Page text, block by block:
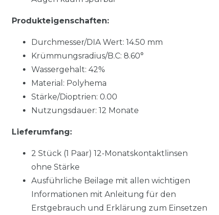
Produkteigenschaften:
Durchmesser/DIA Wert: 14.50 mm
Krümmungsradius/B.C: 8.60°
Wassergehalt: 42%
Material: Polyhema
Stärke/Dioptrien: 0.00
Nutzungsdauer: 12 Monate
Lieferumfang:
2 Stück (1 Paar) 12-Monatskontaktlinsen
ohne Stärke
Ausführliche Beilage mit allen wichtigen
Informationen mit Anleitung für den
Erstgebrauch und Erklärung zum Einsetzen